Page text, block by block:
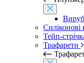
Тейп-
Трафарети